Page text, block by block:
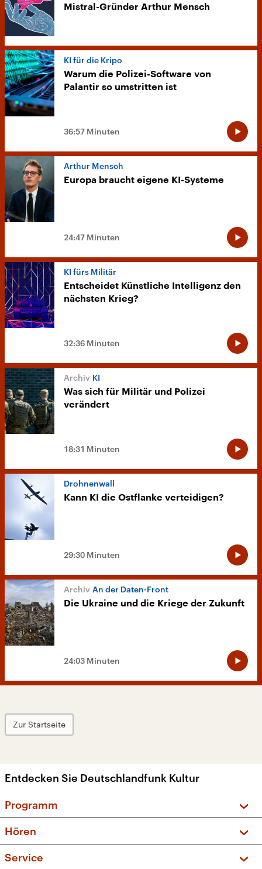
Mistral-Gründer Arthur Mensch
KI für die Kripo
Warum die Polizei-Software von
Palantir so umstritten ist
36:57 Minuten
Arthur Mensch
Europa braucht eigene KI-Systeme
24:47 Minuten
KI fürs Militär
Entscheidet Künstliche Intelligenz den
nächsten Krieg?
32:36 Minuten
KI
Was sich für Militär und Polizei
verändert
18:31 Minuten
Drohnenwall
Kann KI die Ostflanke verteidigen?
29:30 Minuten
An der Daten-Front
Die Ukraine und die Kriege der Zukunft
24:03 Minuten
Zur Startseite
Entdecken Sie Deutschlandfunk Kultur
Programm
Sendungen und Podcasts
Musikliste
Hören
Service